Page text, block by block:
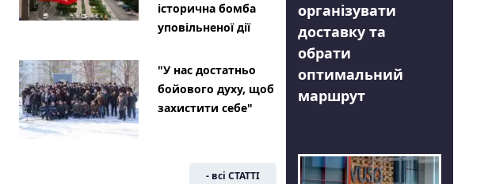
історична бомба
уповільненої дії
"У нас достатньо
бойового духу, щоб
захистити себе"
- всі СТАТТІ
організувати
доставку та
обрати
оптимальний
маршрут